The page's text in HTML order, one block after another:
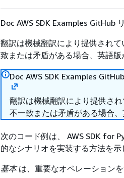
Doc AWS SDK Examples GitHub
翻訳は機械翻訳により提供され
致または矛盾がある場合、英語版
Doc AWS SDK Examples
翻訳は機械翻訳により提供さ
不一致または矛盾がある場合、
次のコード例は、 AWS SDK for
的なシナリオを実装する方法を示
基本は、重要なオペレーション